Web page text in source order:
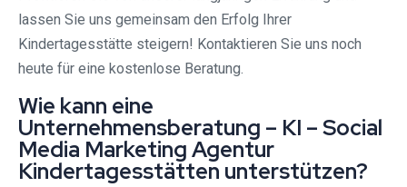
lassen Sie uns gemeinsam den Erfolg Ihrer
Kindertagesstätte steigern! Kontaktieren Sie uns noch
heute für eine kostenlose Beratung.
Wie kann eine
Unternehmensberatung – KI – Social
Media Marketing Agentur
Kindertagesstätten unterstützen?